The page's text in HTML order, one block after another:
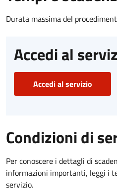
Durata massima del
Accedi al
Accedi al servizio
Condizioni di
Per conoscere i dettagli di
informazioni importanti, leggi i
servizio.